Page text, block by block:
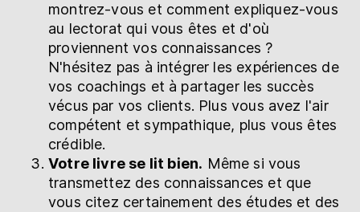
montrez-vous et comment expliquez-vous
au lectorat qui vous êtes et d'où
proviennent vos connaissances ?
N'hésitez pas à intégrer les expériences de
vos coachings et à partager les succès
vécus par vos clients. Plus vous avez l'air
compétent et sympathique, plus vous êtes
crédible.
Votre livre se lit bien. Même si vous
transmettez des connaissances et que
vous citez certainement des études et des